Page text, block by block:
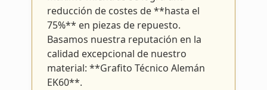
reducción de costes de **hasta el
75%** en piezas de repuesto.
Basamos nuestra reputación en la
calidad excepcional de nuestro
material: **Grafito Técnico Alemán
EK60**.